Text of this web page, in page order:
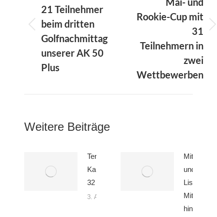
Vorheriger
Beitrag:
21 Teilnehmer
beim dritten
Golfnachmittag
unserer AK 50
Plus
Beitrag:
Rookie-Cup mit
31
Teilnehmern in
zwei
Wettbewerben
Weitere Beiträge
Termine der
Kalenderwoche
32
3. August 2026
und
Liste im
hinterlegt!